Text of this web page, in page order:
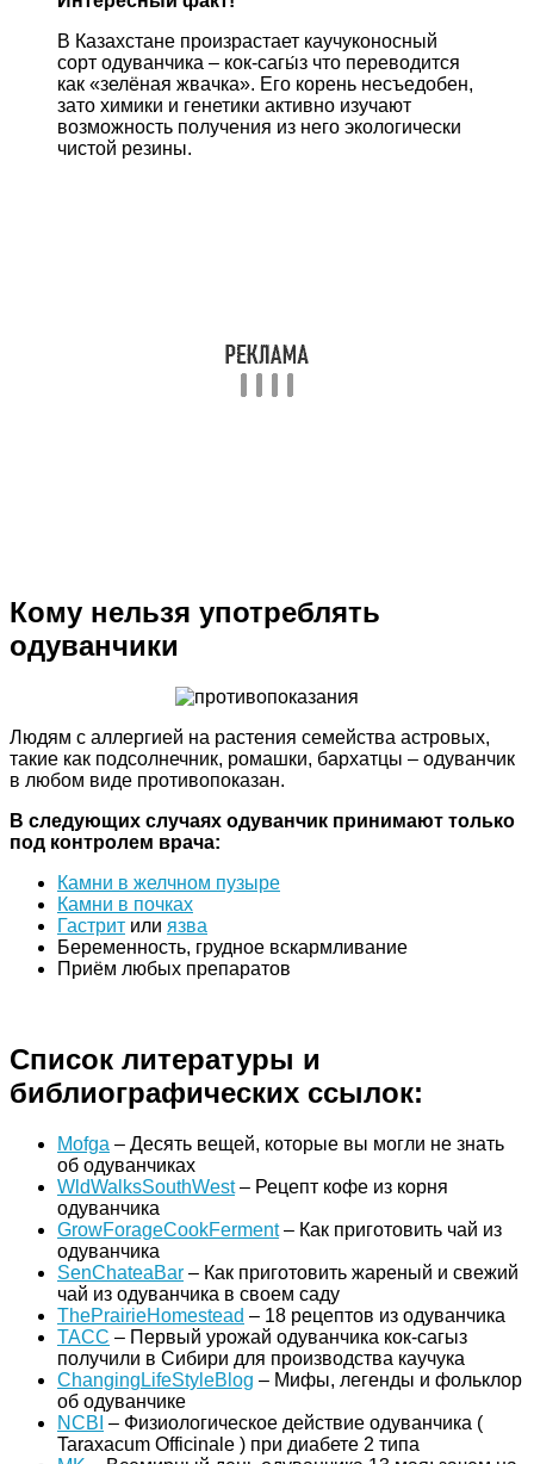
В Казахстане произрастает каучуконосный
сорт одуванчика – кок-сагы́з что переводится
как «зелёная жвачка». Его корень несъедобен,
зато химики и генетики активно изучают
возможность получения из него экологически
чистой резины.
Кому нельзя употреблять
одуванчики
Людям с аллергией на растения семейства астровых,
такие как подсолнечник, ромашки, бархатцы – одуванчик
в любом виде противопоказан.
В следующих случаях одуванчик принимают только
под контролем врача:
Камни в желчном пузыре
Камни в почках
Гастрит или язва
Беременность, грудное вскармливание
Приём любых препаратов
Список литературы и
библиографических ссылок:
Mofga – Десять вещей, которые вы могли не знать
об одуванчиках
WldWalksSouthWest– Рецепт кофе из корня
одуванчика
GrowForageCookFerment– Как приготовить чай из
одуванчика
SenChateaBar – Как приготовить жареный и свежий
чай из одуванчика в своем саду
ThePrairieHomestead – 18 рецептов из одуванчика
ТАСС – Первый урожай одуванчика кок-сагыз
получили в Сибири для производства каучука
ChangingLifeStyleBlog – Мифы, легенды и фольклор
об одуванчике
NCBI – Физиологическое действие одуванчика (
Taraxacum Officinale ) при диабете 2 типа